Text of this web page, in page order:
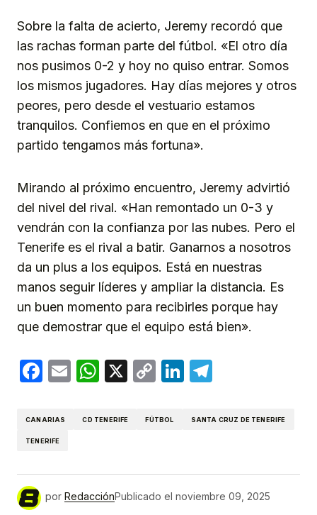
Sobre la falta de acierto, Jeremy recordó que
las rachas forman parte del fútbol. «El otro día
nos pusimos 0-2 y hoy no quiso entrar. Somos
los mismos jugadores. Hay días mejores y otros
peores, pero desde el vestuario estamos
tranquilos. Confiemos en que en el próximo
partido tengamos más fortuna».
Mirando al próximo encuentro, Jeremy advirtió
del nivel del rival. «Han remontado un 0-3 y
vendrán con la confianza por las nubes. Pero el
Tenerife es el rival a batir. Ganarnos a nosotros
da un plus a los equipos. Está en nuestras
manos seguir líderes y ampliar la distancia. Es
un buen momento para recibirles porque hay
que demostrar que el equipo está bien».
Facebook
EmailWhatsApp
X
CopyLinkedIn
CANARIAS CD TENERIFE FÚTBOL SANTA CRUZ DE TENERIFE
TENERIFE
por RedacciónPublicado el noviembre 09, 2025